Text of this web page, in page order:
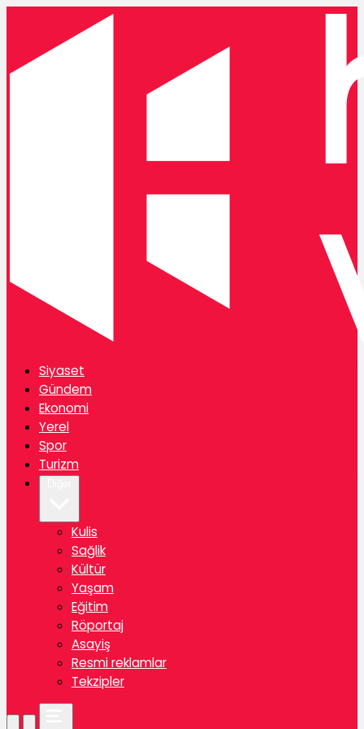
Siyaset
Gündem
Ekonomi
Yerel
Spor
Turizm
Kulis
Sağlik
Kültür
Yaşam
Eğitim
Röportaj
Asayiş
Resmi reklamlar
Tekzipler